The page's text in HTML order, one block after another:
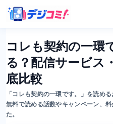
コレも契約の一環
る？配信サービス
底比較
「コレも契約の一環です。」を読め
無料で読める話数やキャンペーン、
た。